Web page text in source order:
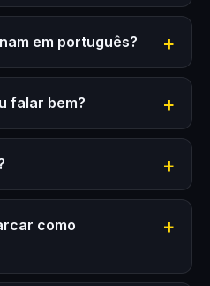
em português?
falar bem?
como